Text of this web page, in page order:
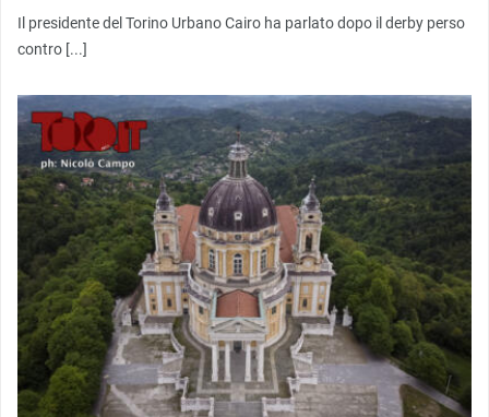
Il presidente del Torino Urbano Cairo ha parlato dopo il derby perso
contro [...]